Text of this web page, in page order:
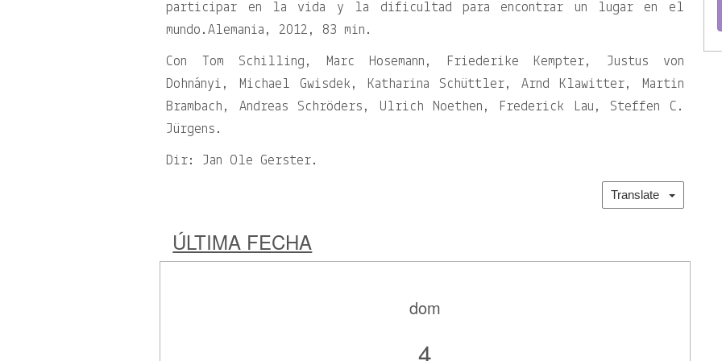
participar en la vida y la dificultad para encontrar un lugar en el
mundo.Alemania, 2012, 83 min.
Con Tom Schilling, Marc Hosemann, Friederike Kempter, Justus von
Dohnányi, Michael Gwisdek, Katharina Schüttler, Arnd Klawitter, Martin
Brambach, Andreas Schröders, Ulrich Noethen, Frederick Lau, Steffen C.
Jürgens.
Dir: Jan Ole Gerster.
Translate
ÚLTIMA FECHA
dom
4